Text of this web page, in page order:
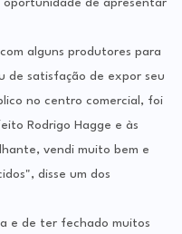
oportunidade de apresentar
alguns produtores para
de satisfação de expor seu
no centro comercial, foi
Rodrigo Hagge e às
vendi muito bem e
disse um dos
e de ter fechado muitos